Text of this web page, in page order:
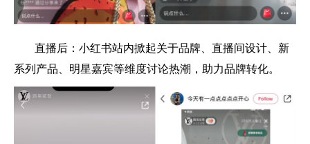
直播后：小红书站内掀起关于品牌、直播间设计、新
系列产品、明星嘉宾等维度讨论热潮，助力品牌转化。